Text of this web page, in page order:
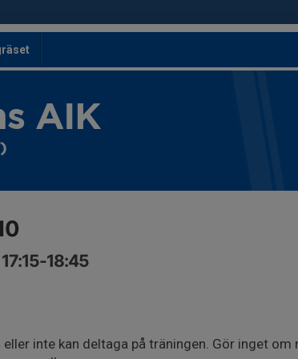
AIK
18:45
eller inte kan deltaga på träningen. Gör inget